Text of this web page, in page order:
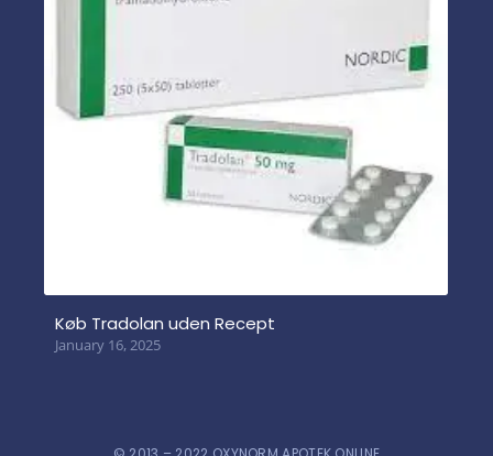
Køb Tradolan uden Recept
January 16, 2025